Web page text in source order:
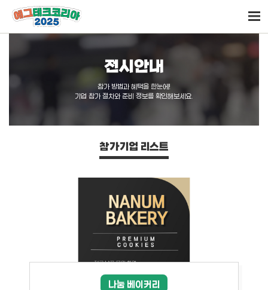
전시안내
참가 방법과 혜택을 한눈에!
기업 참가 절차와 준비 정보를 확인해보세요.
참가기업 리스트
나눔 베이커리